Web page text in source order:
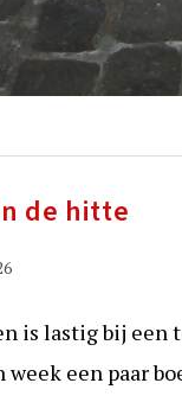
de hitte
is lastig bij een
week een paar